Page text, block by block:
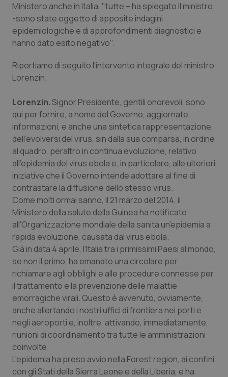
Sicilia
Toscana
Umbria
Veneto
Neuroscienze & patologie neurodegenerative
Obesità
Oftalmologia
Oncoematologia
Oncologia & Nutrizione
Psoriasi & pelle
Quotidiano Cardiologia
Quotidiano Chirurgia
Quotidiano Oncologia
Quotidiano Pediatria
Rene & patologie urogenitali
Salute orale & impianti
Sangue & coagulazione
Ministero anche in Italia, "tutte – ha spiegato il ministro
-sono state oggetto di apposite indagini
epidemiologiche e di approfondimenti diagnostici e
hanno dato esito negativo".
Riportiamo di seguito l'intervento integrale del ministro
Lorenzin.
Lorenzin.Signor Presidente, gentili onorevoli, sono
qui per fornire, a nome del Governo, aggiornate
informazioni, e anche una sintetica rappresentazione,
dell'evolversi del virus, sin dalla sua comparsa, in ordine
al quadro, peraltro in continua evoluzione, relativo
all'epidemia del virus ebola e, in particolare, alle ulteriori
iniziative che il Governo intende adottare al fine di
contrastare la diffusione dello stesso virus.
Come molti ormai sanno, il 21 marzo del 2014, il
Ministero della salute della Guinea ha notificato
all'Organizzazione mondiale della sanità un'epidemia a
rapida evoluzione, causata dal virus ebola.
Già in data 4 aprile, l'Italia tra i primissimi Paesi al mondo,
se non il primo, ha emanato una circolare per
richiamare agli obblighi e alle procedure connesse per
il trattamento e la prevenzione delle malattie
emorragiche virali. Questo è avvenuto, ovviamente,
anche allertando i nostri uffici di frontiera nei porti e
negli aeroporti e, inoltre, attivando, immediatamente,
riunioni di coordinamento tra tutte le amministrazioni
coinvolte.
L'epidemia ha preso avvio nella Forest region, ai confini
con gli Stati della Sierra Leone e della Liberia, e ha